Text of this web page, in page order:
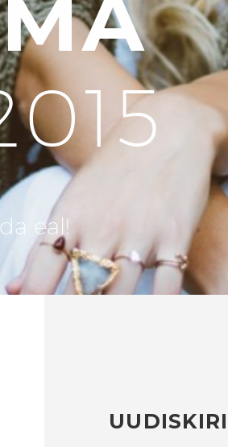
eal!
UUDISKIRI